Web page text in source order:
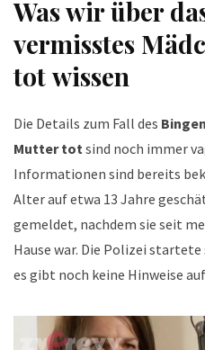
Was wir über
vermisstes
totwissen
Die Details zum Fall des
Mutter tot sind noch immer
Informationen sind bereits
Alter auf etwa 13 Jahre
gemeldet, nachdem sie seit
Hause war. Die Polizei
es gibt noch keine Hinweise